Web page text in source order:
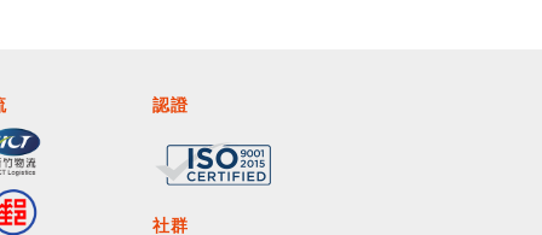
認證
社群